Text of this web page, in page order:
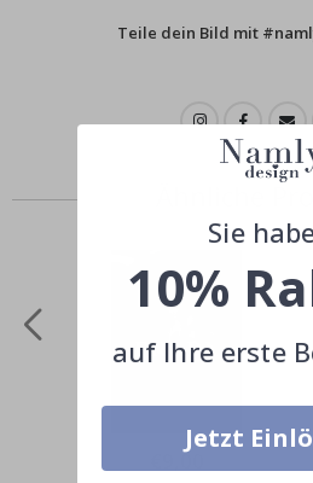
Teile dein Bild mit
Special
Price
€9,00
Sie
10%
auf Ihre erste
Jetzt